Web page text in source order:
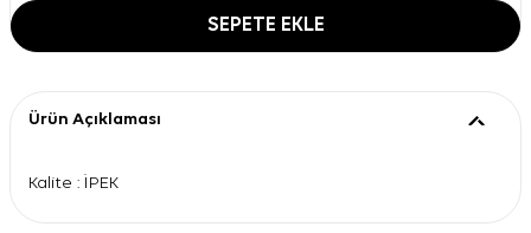
SEPETE EKLE
Ürün Açıklaması
Kalite : İPEK